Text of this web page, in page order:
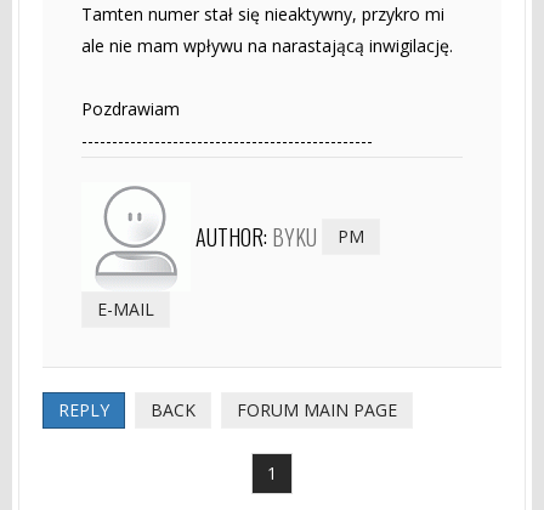
Tamten numer stał się nieaktywny, przykro mi
ale nie mam wpływu na narastającą inwigilację.
Pozdrawiam
------------------------------------------------
AUTHOR: BYKU PM
E-MAIL
REPLY BACK FORUM MAIN PAGE
1